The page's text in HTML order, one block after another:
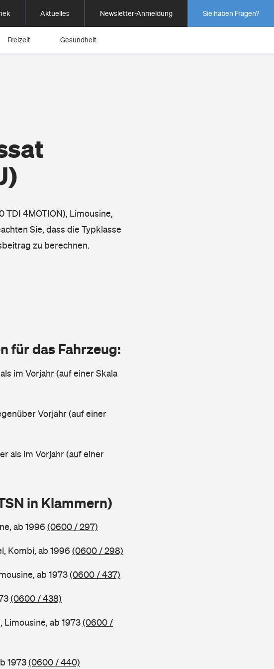
Aktuelles Newsletter-Anmeldung Sie haben Fragen?
Freizeit Gesundheit
TDI 4MOTION), Limousine,
Sie, dass die Typklasse
zu berechnen.
für das Fahrzeug:
im Vorjahr (auf einer Skala
Vorjahr (auf einer
als im Vorjahr (auf einer
in Klammern)
ab 1996 (0600 / 297)
Kombi, ab 1996 (0600 / 298)
ab 1973(0600 / 437)
(0600 / 438)
Limousine, ab 1973(0600 /
1973(0600 / 440)